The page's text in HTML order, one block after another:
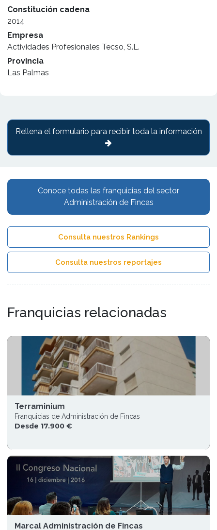
Constitución cadena
2014
Empresa
Actividades Profesionales Tecso, S.L.
Provincia
Las Palmas
Conoce todas las franquicias del sector
Administración de Fincas
Consulta nuestros Rankings
Consulta nuestros reportajes
Franquicias relacionadas
Terraminium
Franquicias de Administración de Fincas
Desde 17.900 €
Marcal Administración de Fincas